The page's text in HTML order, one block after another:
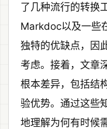
了几种流行的转换
Markdoc以及一些
独特的优缺点，因
考虑。接着，文章
根本差异，包括结
验优势。通过这些
地理解为何有时候